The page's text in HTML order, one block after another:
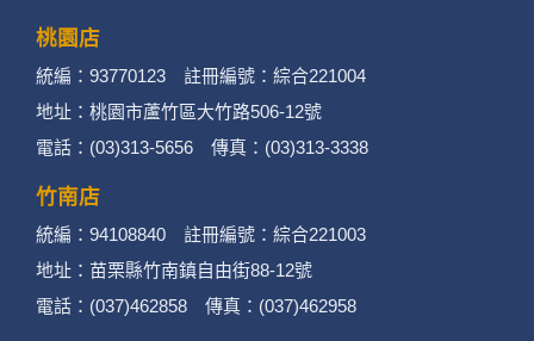
桃園店
統編：93770123 註冊編號：綜合221004
地址：桃園市蘆竹區大竹路506-12號
電話：(03)313-5656 傳真：(03)313-3338
竹南店
統編：94108840 註冊編號：綜合221003
地址：苗栗縣竹南鎮自由街88-12號
電話：(037)462858 傳真：(037)462958